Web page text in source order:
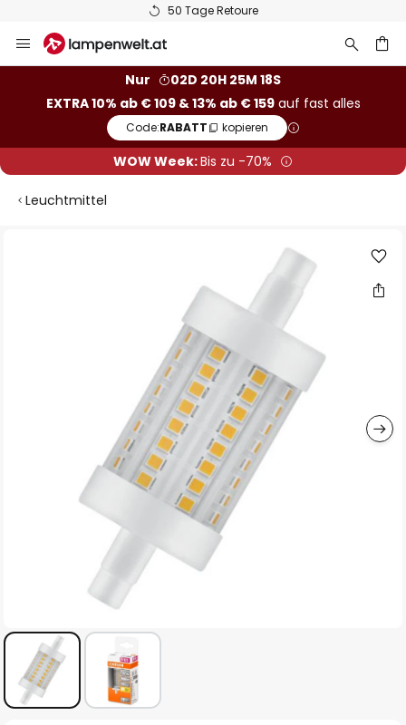
50 Tage Retoure
Inhalt
Nur
02D 20H 25M 18S
EXTRA 10% ab € 109 & 13% ab € 159auf fast alles
Code:RABATT kopieren
WOW Week:Bis zu -70%
Leuchtmittel